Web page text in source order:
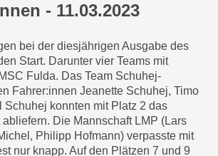
- 11.03.2023
bei der diesjährigen Ausgabe des
Start. Darunter vier Teams mit
Fulda. Das Team Schuhej-
Fahrer:innen Jeanette Schuhej, Timo
Schuhej konnten mit Platz 2 das
Die Mannschaft LMP (Lars
Philipp Hofmann) verpasste mit
nur knapp. Auf den Plätzen 7 und 9